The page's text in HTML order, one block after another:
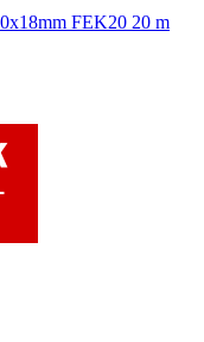
FEK20 20 m